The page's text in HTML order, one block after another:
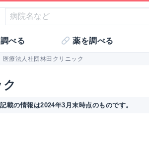
べる 薬を調べる
医療法人社団林田クリニック
載の情報は2024年3月末時点のものです。